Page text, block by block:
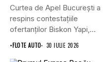
Curtea de Apel București a
respins contestațiile
ofertanților Biskon Yapi,
Straco și...
•FLOTE AUTO 30 IULIE 2026